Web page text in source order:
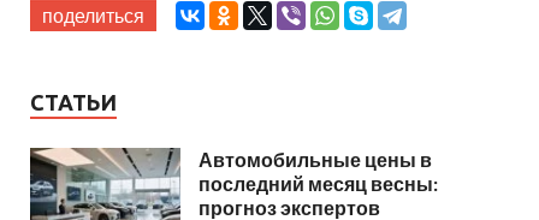
поделиться
СТАТЬИ
Автомобильные цены в
последний месяц весны:
прогноз экспертов